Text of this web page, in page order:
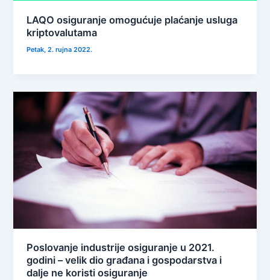
LAQO osiguranje omogućuje plaćanje usluga
kriptovalutama
Petak, 2. rujna 2022.
Poslovanje industrije osiguranje u 2021.
godini – velik dio građana i gospodarstva i
dalje ne koristi osiguranje